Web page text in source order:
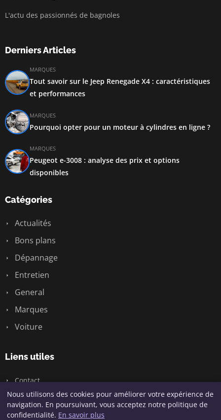
L'actu des passionnés de bagnoles
Derniers Articles
MARQUES
Tout savoir sur le Jeep Renegade X4 : caractéristiques
et performances
MARQUES
Pourquoi opter pour un moteur à cylindres en ligne ?
MARQUES
Peugeot e-3008 : analyse des prix et options
disponibles
Catégories
Actualités
Bons plans
Dépannage
Entretien
General
Marques
Voiture
Liens utiles
Contact
Nous utilisons des cookies pour améliorer votre expérience de
navigation. En poursuivant, vous acceptez notre politique de
confidentialité. En savoir plus